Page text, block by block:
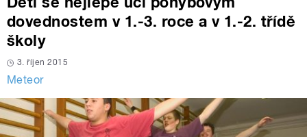
dovednostem v 1.-3. roce a v 1.-2. třídě
školy
3. říjen 2015
Meteor